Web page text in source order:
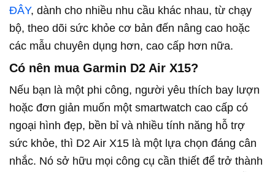
ĐÂY, dành cho nhiều nhu cầu khác nhau, từ chạy
bộ, theo dõi sức khỏe cơ bản đến nâng cao hoặc
các mẫu chuyên dụng hơn, cao cấp hơn nữa.
Có nên mua Garmin D2 Air X15?
Nếu bạn là một phi công, người yêu thích bay lượn
hoặc đơn giản muốn một smartwatch cao cấp có
ngoại hình đẹp, bền bỉ và nhiều tính năng hỗ trợ
sức khỏe, thì D2 Air X15 là một lựa chọn đáng cân
nhắc. Nó sở hữu mọi công cụ cần thiết để trở thành